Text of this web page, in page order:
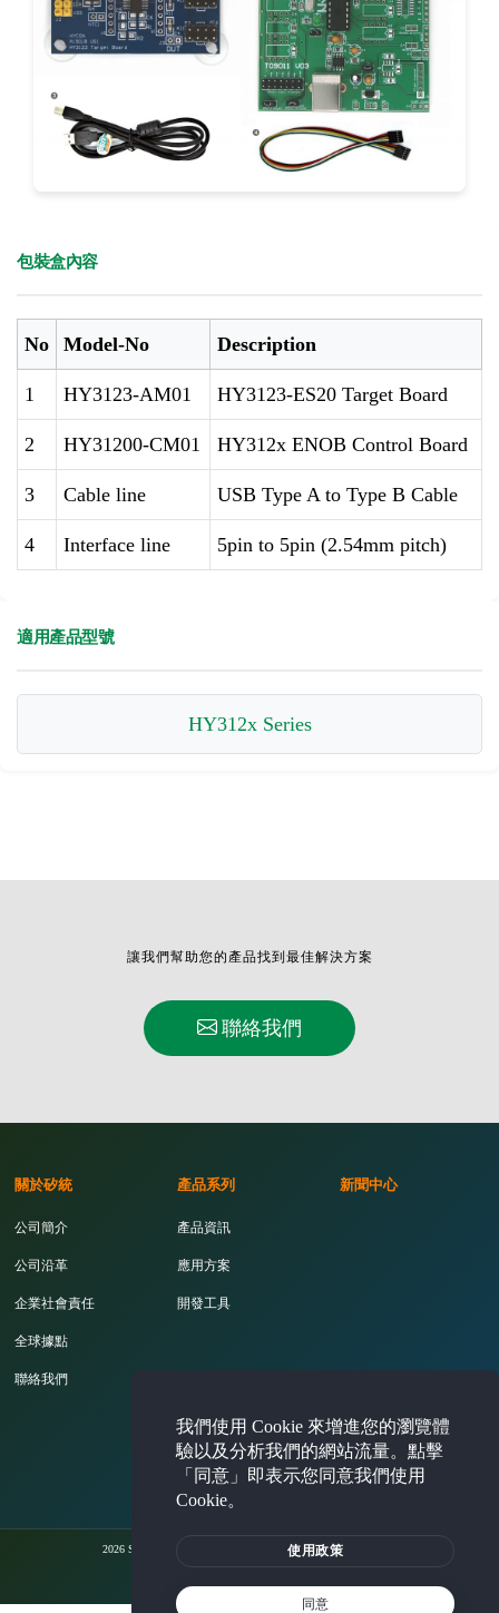
包裝盒內容
No Model-No Description
1 HY3123-AM01 HY3123-ES20 Target Board
2 HY31200-CM01 HY312x ENOB Control Board
3 Cable line USB Type A to Type B Cable
4 Interface line 5pin to 5pin (2.54mm pitch)
適用產品型號
HY312x Series
讓我們幫助您的產品找到最佳解決方案
聯絡我們
關於矽統
公司簡介
公司沿革
企業社會責任
全球據點
聯絡我們
產品系列
產品資訊
應用方案
開發工具
新聞中心
投資人專區
2026 Silicon Integrated Systems Corporation. All rights reserved.
我們使用 Cookie 來增進您的瀏覽體
驗以及分析我們的網站流量。點擊
「同意」即表示您同意我們使用
Cookie。
使用政策
同意